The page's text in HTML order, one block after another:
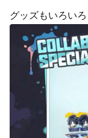
グッズもいろい